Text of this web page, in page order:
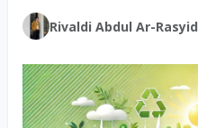
Rivaldi Abdul Ar-Rasyid